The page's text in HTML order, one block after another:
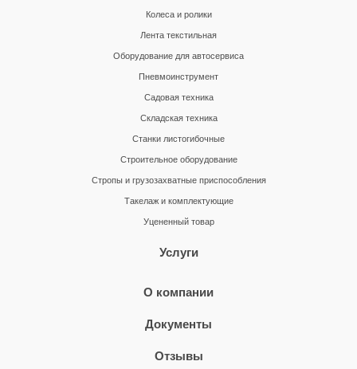
Колеса и ролики
Лента текстильная
Оборудование для автосервиса
Пневмоинструмент
Садовая техника
Складская техника
Станки листогибочные
Строительное оборудование
Стропы и грузозахватные приспособления
Такелаж и комплектующие
Уцененный товар
Услуги
О компании
Документы
Отзывы